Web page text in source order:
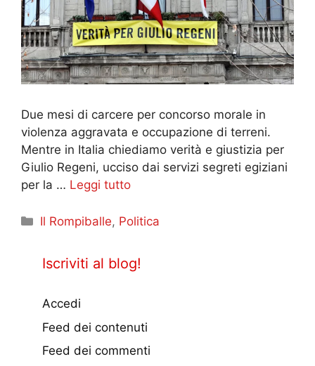
Due mesi di carcere per concorso morale in
violenza aggravata e occupazione di terreni.
Mentre in Italia chiediamo verità e giustizia per
Giulio Regeni, ucciso dai servizi segreti egiziani
per la … Leggi tutto
Categorie
Il Rompiballe, Politica
Iscriviti al blog!
Accedi
Feed dei contenuti
Feed dei commenti